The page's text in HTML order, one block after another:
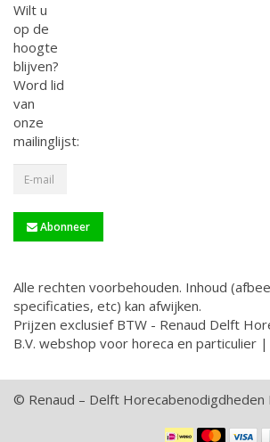
Wilt u
op de
hoogte
blijven?
Word lid
van
onze
mailinglijst:
Abonneer
Alle rechten voorbehouden. Inhoud
specificaties, etc) kan afwijken.
Prijzen exclusief BTW - Renaud Delft
B.V. webshop voor horeca en particulier
© Renaud – Delft Horecabenodigdheden